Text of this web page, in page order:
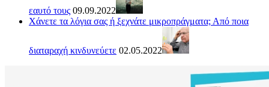
εαυτό τους 09.09.2022
Χάνετε τα λόγια σας ή ξεχνάτε μικροπράγματα; Από ποια
διαταραχή κινδυνεύετε 02.05.2022